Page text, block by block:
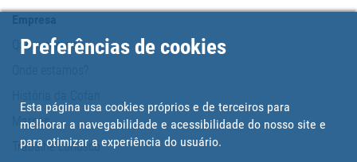
Quem somos?
Marcas
Trabalhe conosco
Preferências de cookies
Esta página usa cookies próprios e de terceiros para
melhorar a navegabilidade e acessibilidade do nosso site e
para otimizar a experiência do usuário.